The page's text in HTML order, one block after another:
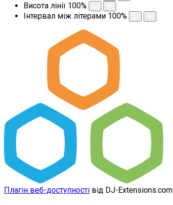
Висота лінії 100%
Інтервал між літерами 100%
Плагін веб-доступності від DJ-Extensions.com